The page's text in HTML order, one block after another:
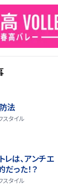
法
スタイル
レは、アンチエ
った！？
スタイル